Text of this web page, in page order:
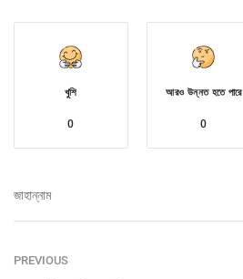
খুশি
0
আরও উন্নত হতে পারে
0
জাহান্নাম
PREVIOUS